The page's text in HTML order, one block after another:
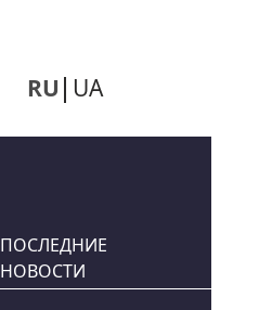
RU UA
ПОСЛЕДНИЕ
НОВОСТИ